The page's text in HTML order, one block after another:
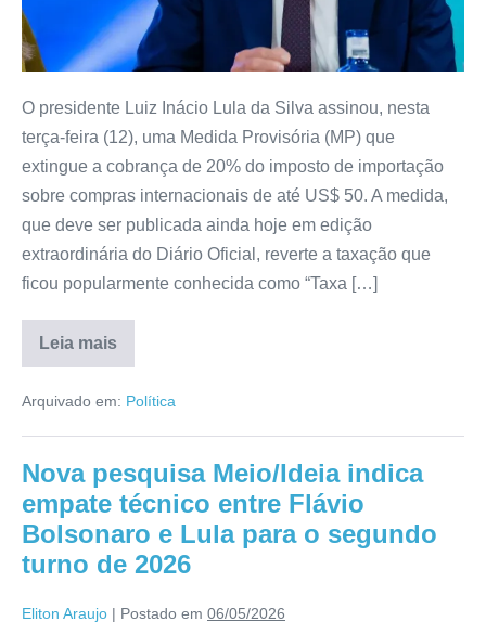
O presidente Luiz Inácio Lula da Silva assinou, nesta
terça-feira (12), uma Medida Provisória (MP) que
extingue a cobrança de 20% do imposto de importação
sobre compras internacionais de até US$ 50. A medida,
que deve ser publicada ainda hoje em edição
extraordinária do Diário Oficial, reverte a taxação que
ficou popularmente conhecida como “Taxa […]
Leia mais
Arquivado em: Política
Nova pesquisa Meio/Ideia indica
empate técnico entre Flávio
Bolsonaro e Lula para o segundo
turno de 2026
Eliton Araujo | Postado em 06/05/2026